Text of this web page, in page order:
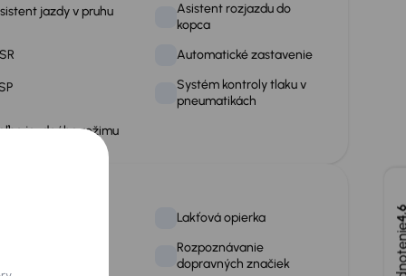
jazdy v pruhu
Asistent rozjazdu do
kopca
Automatické zastavenie
Systém kontroly tlaku v
pneumatikách
jazdného režimu
Lakťová opierka
Rozpoznávanie
dopravných značiek